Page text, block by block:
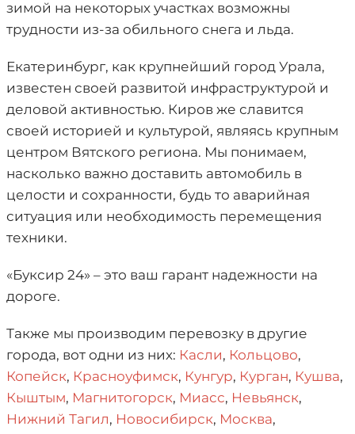
зимой на некоторых участках возможны
трудности из-за обильного снега и льда.
Екатеринбург, как крупнейший город Урала,
известен своей развитой инфраструктурой и
деловой активностью. Киров же славится
своей историей и культурой, являясь крупным
центром Вятского региона. Мы понимаем,
насколько важно доставить автомобиль в
целости и сохранности, будь то аварийная
ситуация или необходимость перемещения
техники.
«Буксир 24» – это ваш гарант надежности на
дороге.
Также мы производим перевозку в другие
города, вот одни из них: Касли, Кольцово,
Копейск, Красноуфимск, Кунгур, Курган, Кушва,
Кыштым, Магнитогорск, Миасс, Невьянск,
Нижний Тагил, Новосибирск, Москва,